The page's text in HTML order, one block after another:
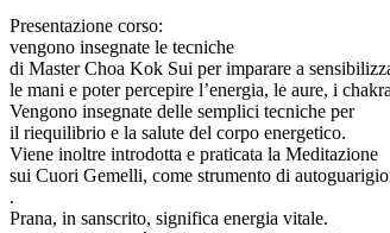
Presentazione corso:
vengono insegnate le tecniche
di Master Choa Kok Sui per imparare a
le mani e poter percepire l’energia, le aure, i
Vengono insegnate delle semplici tecniche per
il riequilibrio e la salute del corpo energetico.
Viene inoltre introdotta e praticata la Meditazione
sui Cuori Gemelli, come strumento di
.
Prana, in sanscrito, significa energia vitale.